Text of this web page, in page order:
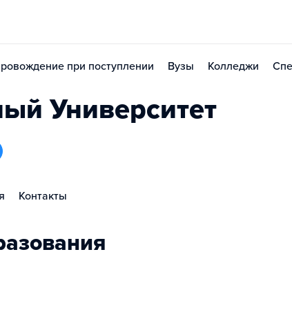
при поступлении Вузы Колледжи
Университет
Контакты